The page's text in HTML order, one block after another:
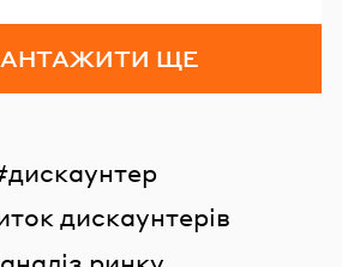
ЩЕ
дискаунтер
дискаунтерів